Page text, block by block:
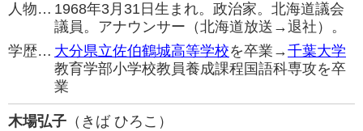
人物… 1968年3月31日生まれ。政治家。北海道議会
議員。アナウンサー（北海道放送→退社）。
学歴… 大分県立佐伯鶴城高等学校を卒業→千葉大学
教育学部小学校教員養成課程国語科専攻を卒
業
木場弘子 （きば ひろこ）